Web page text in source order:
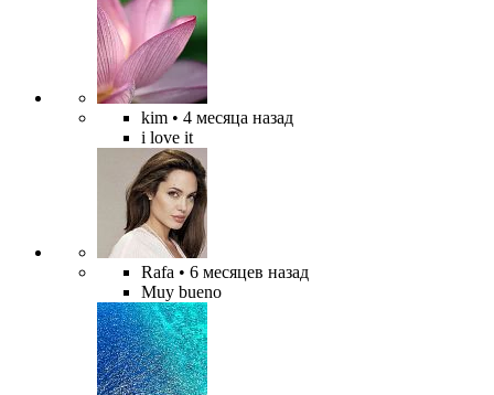
kim • 4 месяца назад
i love it
Rafa • 6 месяцев назад
Muy bueno